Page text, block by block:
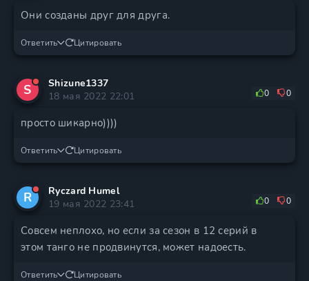
Они созданы друг для друга.
Ответить Цитировать
S
Shizune1337
18 мая 2022 22:01
0 0
просто шикарно))))
Ответить Цитировать
R
Ryczard Humel
19 мая 2022 23:41
0 0
Совсем неплохо, но если за сезон в 12 серий в
этом танго не продвинутся, может надоесть.
Ответить Цитировать